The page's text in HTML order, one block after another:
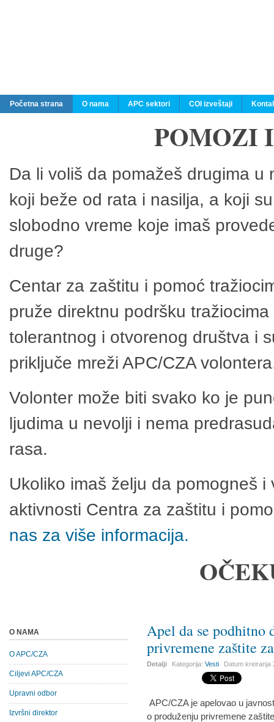
Početna strana O nama APC sektori COI izveštaji
POMOZI
Da li voliš da pomažeš drugima
koji beže od rata i nasilja, a koji
slobodno vreme koje imaš
druge?
Centar za zaštitu i pomoć
pruže direktnu podršku
tolerantnog i otvorenog društva i
priključe mreži APC/CZA
Volonter može biti svako ko je
ljudima u nevolji i nema
rasa.
Ukoliko imaš želju da pomogneš
aktivnosti Centra za zaštitu i
nas za više informacija.
Apel da se podhitno
privremene zaštite
Detalji Kategorija:Vesti Datum kreiranja
APC/CZA je apelovao u
o produženju privremene
O NAMA
O APC/CZA
Ciljevi APC/CZA
Upravni odbor
Izvršni direktor